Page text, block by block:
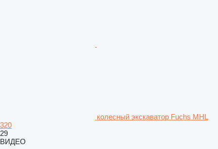
колесный экскаватор Fuchs MHL
320
29
ВИДЕО